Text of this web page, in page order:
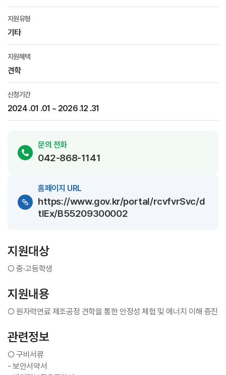
지원유형
기타
지원혜택
견학
신청기간
2024 .01 .01 ~ 2026 .12 .31
문의 전화
042-868-1141
홈페이지 URL
https://www.gov.kr/portal/rcvfvrSvc/d
tlEx/B55209300002
지원대상
○ 중·고등학생
지원내용
○ 원자력연료 제조공정 견학을 통한 안정성 체험 및 에너지 이해 증진
관련정보
○ 구비서류
- 보안서약서